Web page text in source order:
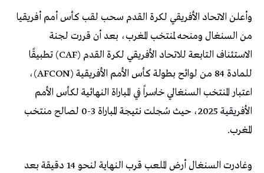
وأعلن الاتحاد الأفريقي لكرة القدم سحب لقب كأس أمم أفريقيا
من السنغال ومنحه لمنتخب المغرب، بعد أن قررت لجنة
الاستئناف التابعة للاتحاد الأفريقي لكرة القدم (CAF) تطبيقًا
للمادة 84 من لوائح بطولة كأس الأمم الأفريقية (AFCON)،
اعتبار المنتخب السنغالي خاسراً في المباراة النهائية لكأس الأمم
الأفريقية 2025، حيث سُجلت نتيجة المباراة 3-0 لصالح منتخب
المغرب.
وغادرت السنغال أرض الملعب قرب النهاية لنحو ‌14 دقيقة ⁠بعد